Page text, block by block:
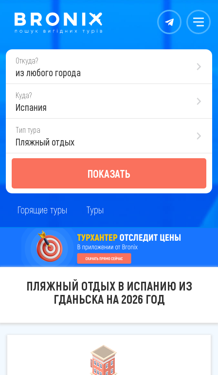
Контакты Меню
Откуда?
из любого города
Куда?
Испания
Тип тура
Пляжный отдых
ПОКАЗАТЬ
Горящие туры Туры
ПЛЯЖНЫЙ ОТДЫХ В ИСПАНИЮ ИЗ
ГДАНЬСКА НА 2026 ГОД